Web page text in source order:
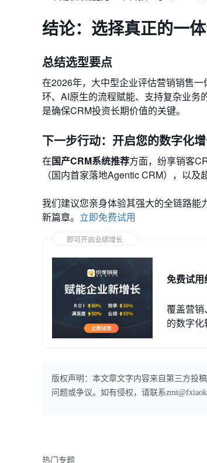
结论：选择真正的一
总结选型要点
在2026年，大中型企业评估营销销售
环、AI原生的流程赋能、支持复杂业务
是确保CRM投资长期价值的关键。
下一步行动：开启您的数字化
在国产CRM系统推荐方面，纷享销客
（国内首家落地Agentic CRM），以
我们建议您亲身体验其强大的全链路
新篇章。 立即免费试用
即可开启业绩增长
免费试
覆盖营
的数字化
版权声明：本文章文字内容来自第三方投
问题或争议。如有侵权，请联系
热门专题